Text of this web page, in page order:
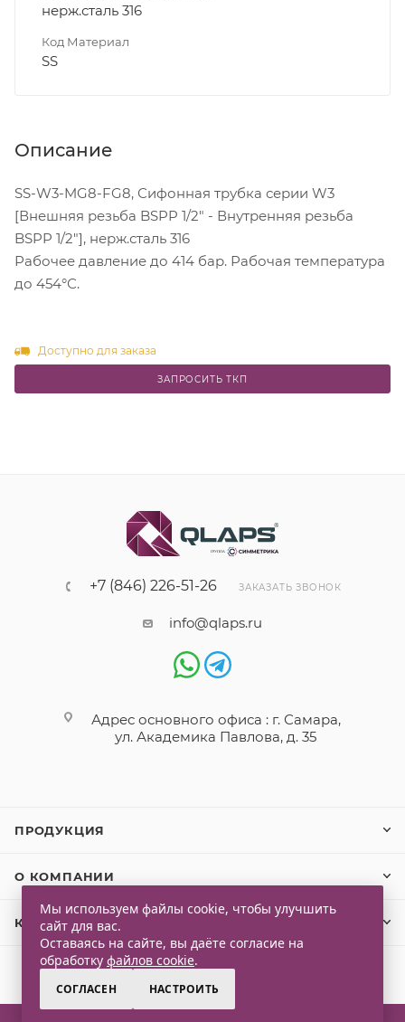
нерж.сталь 316
Код Материал
SS
Описание
SS-W3-MG8-FG8, Сифонная трубка серии W3
[Внешняя резьба BSPP 1/2" - Внутренняя резьба
BSPP 1/2"], нерж.сталь 316
Рабочее давление до 414 бар. Рабочая температура
до 454°С.
Доступно для заказа
ЗАПРОСИТЬ ТКП
+7 (846) 226-51-26 ЗАКАЗАТЬ ЗВОНОК
info@qlaps.ru
Адрес основного офиса : г. Самара,
ул. Академика Павлова, д. 35
ПРОДУКЦИЯ
О КОМПАНИИ
КЛИЕНТАМ
Мы используем файлы cookie, чтобы улучшить
сайт для вас.
Оставаясь на сайте, вы даёте согласие на
обработку файлов cookie.
СОГЛАСЕН НАСТРОИТЬ